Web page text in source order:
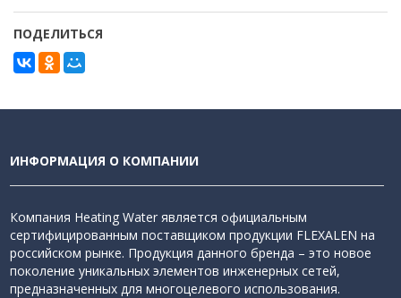
ПОДЕЛИТЬСЯ
ИНФОРМАЦИЯ О КОМПАНИИ
Компания Heating Water является официальным
сертифицированным поставщиком продукции FLEXALEN на
российском рынке. Продукция данного бренда – это новое
поколение уникальных элементов инженерных сетей,
предназначенных для многоцелевого использования.